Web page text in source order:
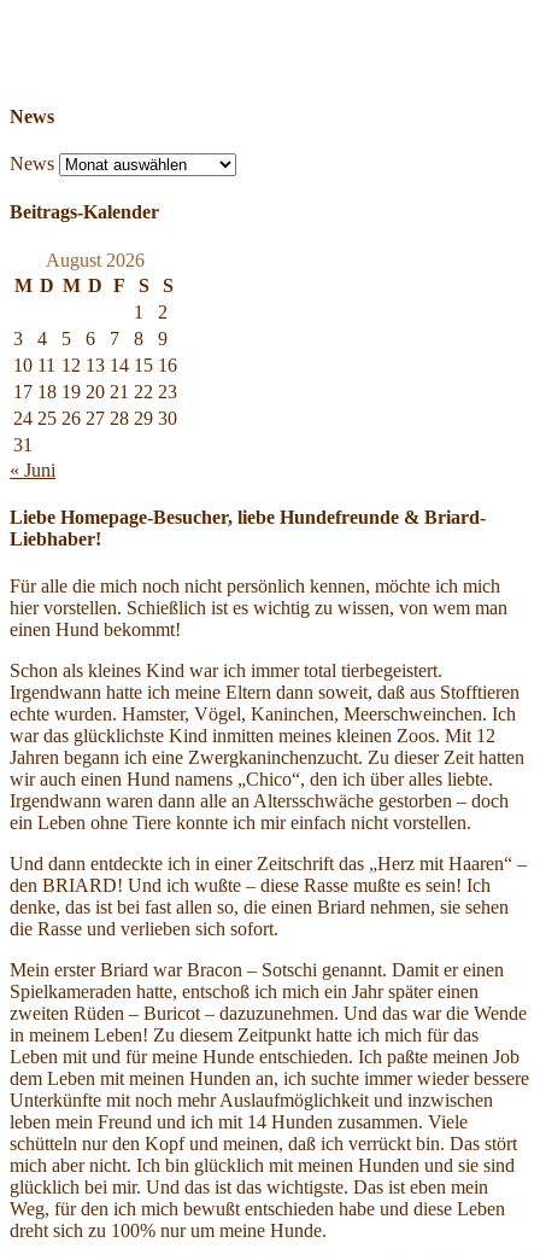
News
News
Beitrags-Kalender
August 2026
M D M D F S
S
1
2
3
4 5 6 7 8
9
10 11 12 13 14 15 16
17 18 19 20 21 22 23
24 25 26 27 28 29 30
31
« Juni
Liebe Homepage-Besucher, liebe Hundefreunde & Briard-
Liebhaber!
Für alle die mich noch nicht persönlich kennen, möchte ich mich
hier vorstellen. Schießlich ist es wichtig zu wissen, von wem man
einen Hund bekommt!
Schon als kleines Kind war ich immer total tierbegeistert.
Irgendwann hatte ich meine Eltern dann soweit, daß aus Stofftieren
echte wurden. Hamster, Vögel, Kaninchen, Meerschweinchen. Ich
war das glücklichste Kind inmitten meines kleinen Zoos. Mit 12
Jahren begann ich eine Zwergkaninchenzucht. Zu dieser Zeit hatten
wir auch einen Hund namens „Chico“, den ich über alles liebte.
Irgendwann waren dann alle an Altersschwäche gestorben – doch
ein Leben ohne Tiere konnte ich mir einfach nicht vorstellen.
Und dann entdeckte ich in einer Zeitschrift das „Herz mit Haaren“ –
den BRIARD! Und ich wußte – diese Rasse mußte es sein! Ich
denke, das ist bei fast allen so, die einen Briard nehmen, sie sehen
die Rasse und verlieben sich sofort.
Mein erster Briard war Bracon – Sotschi genannt. Damit er einen
Spielkameraden hatte, entschoß ich mich ein Jahr später einen
zweiten Rüden – Buricot – dazuzunehmen. Und das war die Wende
in meinem Leben! Zu diesem Zeitpunkt hatte ich mich für das
Leben mit und für meine Hunde entschieden. Ich paßte meinen Job
dem Leben mit meinen Hunden an, ich suchte immer wieder bessere
Unterkünfte mit noch mehr Auslaufmöglichkeit und inzwischen
leben mein Freund und ich mit 14 Hunden zusammen. Viele
schütteln nur den Kopf und meinen, daß ich verrückt bin. Das stört
mich aber nicht. Ich bin glücklich mit meinen Hunden und sie sind
glücklich bei mir. Und das ist das wichtigste. Das ist eben mein
Weg, für den ich mich bewußt entschieden habe und diese Leben
dreht sich zu 100% nur um meine Hunde.